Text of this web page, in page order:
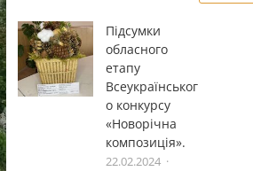
Підсумки
обласного
етапу
Всеукраїнськог
о конкурсу
«Новорічна
композиція».
22.02.2024